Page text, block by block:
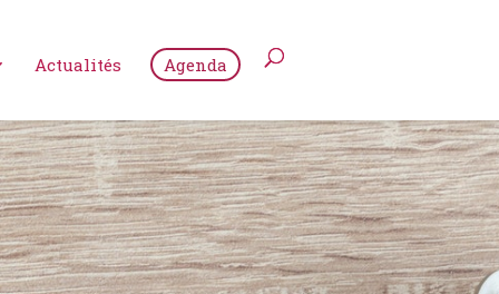
Actualités Agenda